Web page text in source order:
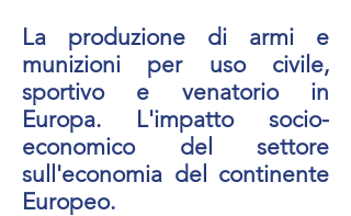
La produzione di armi e
munizioni per uso civile,
sportivo e venatorio in
Europa. L'impatto socio-
economico del settore
sull'economia del continente
Europeo.